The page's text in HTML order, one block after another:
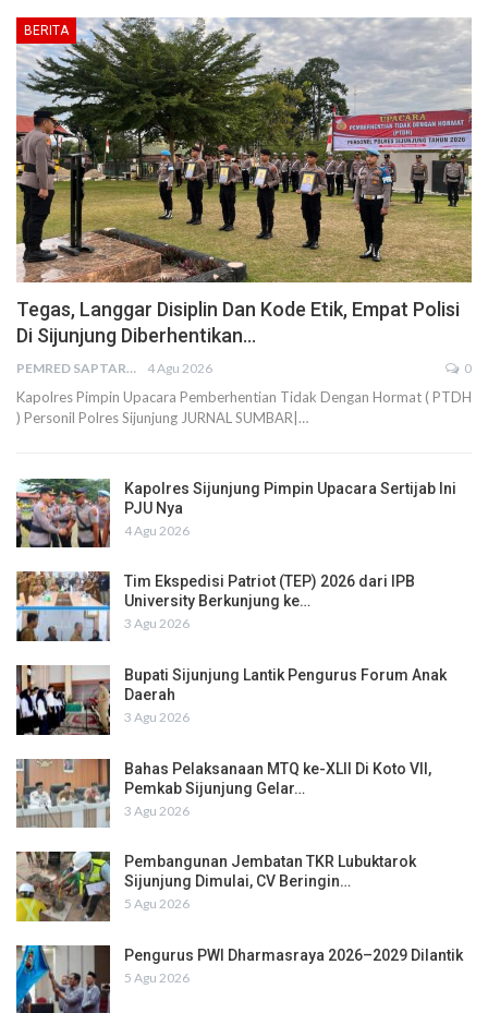
BERITA
Tegas, Langgar Disiplin Dan Kode Etik, Empat Polisi
Di Sijunjung Diberhentikan…
PEMRED SAPTARIUS 4 Agu 2026 0
Kapolres Pimpin Upacara Pemberhentian Tidak Dengan Hormat ( PTDH
) Personil Polres Sijunjung JURNAL SUMBAR|…
Kapolres Sijunjung Pimpin Upacara Sertijab Ini
PJU Nya
4 Agu 2026
Tim Ekspedisi Patriot (TEP) 2026 dari IPB
University Berkunjung ke…
3 Agu 2026
Bupati Sijunjung Lantik Pengurus Forum Anak
Daerah
3 Agu 2026
Bahas Pelaksanaan MTQ ke-XLII Di Koto VII,
Pemkab Sijunjung Gelar…
3 Agu 2026
Pembangunan Jembatan TKR Lubuktarok
Sijunjung Dimulai, CV Beringin…
5 Agu 2026
Pengurus PWI Dharmasraya 2026–2029 Dilantik
5 Agu 2026